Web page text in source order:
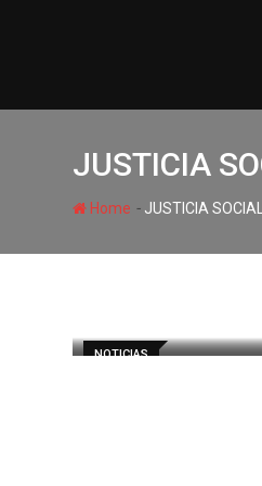
JUSTICIA
Home - JUSTICIA SOCIAL
NOTICIAS